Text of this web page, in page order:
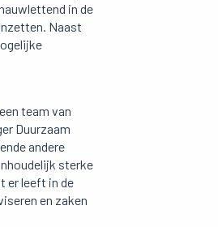
in de
Naast
team van
Duurzaam
andere
sterke
er leeft in de
en zaken